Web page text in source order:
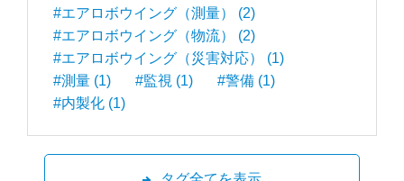
#エアロボウイング（測量） (2)
#エアロボウイング（物流） (2)
#エアロボウイング（災害対応） (1)
#測量 (1)
#監視 (1)
#警備 (1)
#内製化 (1)